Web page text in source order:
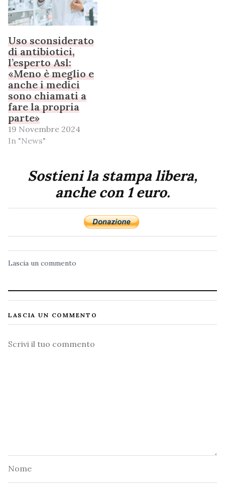
Uso sconsiderato
di antibiotici,
l’esperto Asl:
«Meno è meglio e
anche i medici
sono chiamati a
fare la propria
parte»
19 Novembre 2024
In "News"
Sostieni la stampa libera,
anche con 1 euro.
Lascia un commento
LASCIA UN COMMENTO
Commento